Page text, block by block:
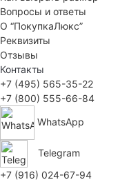
Вопросы и ответы
О “ПокупкаЛюкс”
Реквизиты
Отзывы
Контакты
+7 (495) 565-35-22
+7 (800) 555-66-84
WhatsApp
Telegram
+7 (916) 024-67-94